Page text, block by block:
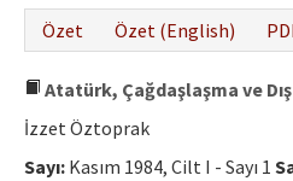
Özet
Özet (English)
Atatürk, Çağdaşlaşma ve
İzzet Öztoprak
Sayı: Kasım 1984, Cilt I - Sayı 1